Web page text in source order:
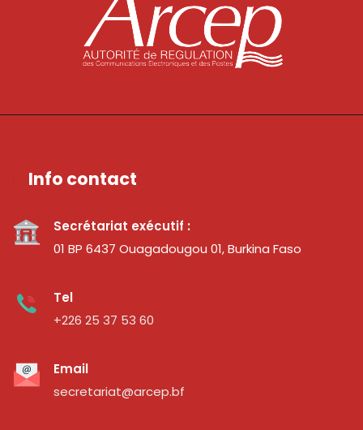
Info contact
Secrétariat exécutif :
01 BP 6437 Ouagadougou 01, Burkina Faso
Tel
+226 25 37 53 60
Email
secretariat@arcep.bf